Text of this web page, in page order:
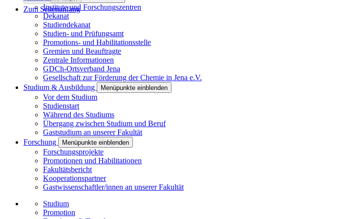
Zum Seitenanfang
Institute und Forschungszentren
Dekanat
Studiendekanat
Studien- und Prüfungsamt
Promotions- und Habilitationsstelle
Gremien und Beauftragte
Zentrale Informationen
GDCh-Ortsverband Jena
Gesellschaft zur Förderung der Chemie in Jena e.V.
Studium & Ausbildung
Menüpunkte einblenden
Vor dem Studium
Studienstart
Während des Studiums
Übergang zwischen Studium und Beruf
Gaststudium an unserer Fakultät
Forschung
Menüpunkte einblenden
Forschungsprojekte
Promotionen und Habilitationen
Fakultätsbericht
Kooperationspartner
Gastwissenschaftler/innen an unserer Fakultät
Studium
Promotion